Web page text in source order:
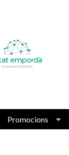
Promocions